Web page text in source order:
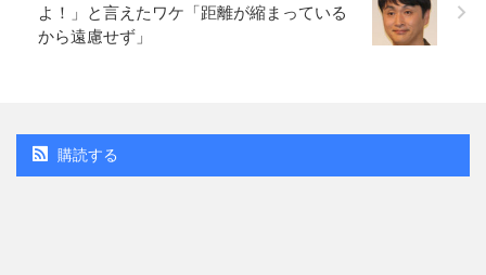
よ！」と言えたワケ「距離が縮まっている
から遠慮せず」
購読する